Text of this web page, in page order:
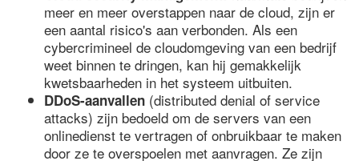
meer en meer overstappen naar de cloud, zijn er
een aantal risico's aan verbonden. Als een
cybercrimineel de cloudomgeving van een bedrijf
weet binnen te dringen, kan hij gemakkelijk
kwetsbaarheden in het systeem uitbuiten.
DDoS-aanvallen (distributed denial of service
attacks) zijn bedoeld om de servers van een
onlinedienst te vertragen of onbruikbaar te maken
door ze te overspoelen met aanvragen. Ze zijn